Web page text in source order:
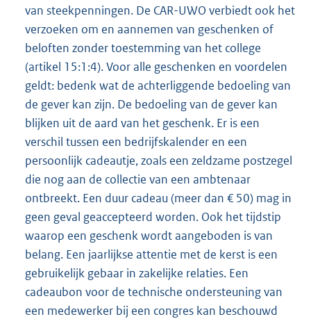
van steekpenningen. De CAR-UWO verbiedt ook het
verzoeken om en aannemen van geschenken of
beloften zonder toestemming van het college
(artikel 15:1:4). Voor alle geschenken en voordelen
geldt: bedenk wat de achterliggende bedoeling van
de gever kan zijn. De bedoeling van de gever kan
blijken uit de aard van het geschenk. Er is een
verschil tussen een bedrijfskalender en een
persoonlijk cadeautje, zoals een zeldzame postzegel
die nog aan de collectie van een ambtenaar
ontbreekt. Een duur cadeau (meer dan € 50) mag in
geen geval geaccepteerd worden. Ook het tijdstip
waarop een geschenk wordt aangeboden is van
belang. Een jaarlijkse attentie met de kerst is een
gebruikelijk gebaar in zakelijke relaties. Een
cadeaubon voor de technische ondersteuning van
een medewerker bij een congres kan beschouwd